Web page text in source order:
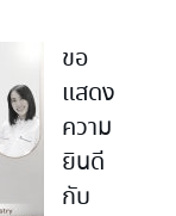
ขอ
แสดง
ความ
ยินดี
กับ